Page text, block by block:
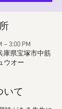
– 3:00 PM
庫県宝塚市中筋
ウオー
いて